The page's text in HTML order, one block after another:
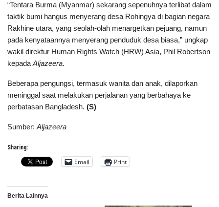
“Tentara Burma (Myanmar) sekarang sepenuhnya terlibat dalam
taktik bumi hangus menyerang desa Rohingya di bagian negara
Rakhine utara, yang seolah-olah menargetkan pejuang, namun
pada kenyataannya menyerang penduduk desa biasa,” ungkap
wakil direktur Human Rights Watch (HRW) Asia, Phil Robertson
kepada Aljazeera.
Beberapa pengungsi, termasuk wanita dan anak, dilaporkan
meninggal saat melakukan perjalanan yang berbahaya ke
perbatasan Bangladesh. (S)
Sumber: Aljazeera
Sharing:
Email Print
Berita Lainnya